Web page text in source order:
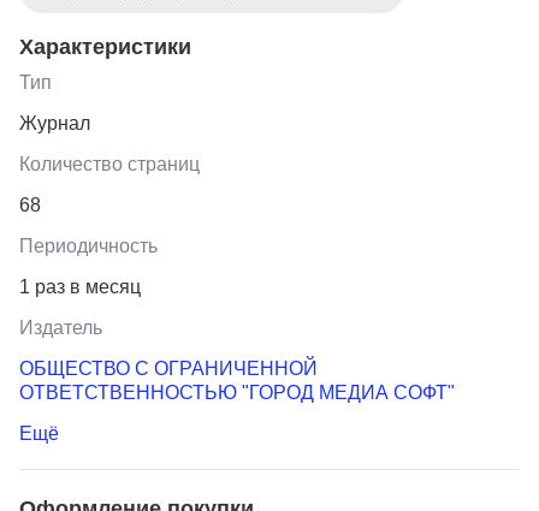
Характеристики
Тип
Журнал
Количество страниц
68
Периодичность
1 раз в месяц
Издатель
ОБЩЕСТВО С ОГРАНИЧЕННОЙ
ОТВЕТСТВЕННОСТЬЮ "ГОРОД МЕДИА СОФТ"
Ещё